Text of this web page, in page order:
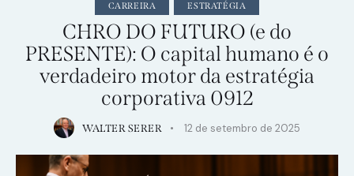
CARREIRA ESTRATÉGIA
CHRO DO FUTURO (e do
PRESENTE): O capital humano é o
verdadeiro motor da estratégia
corporativa 0912
WALTER SERER 12 de setembro de 2025